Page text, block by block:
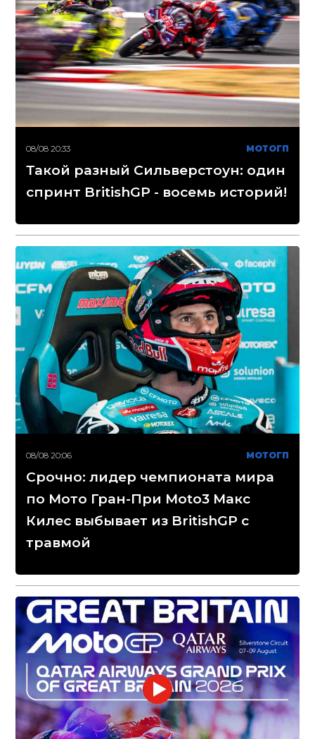
08/08 20:33 МОТОГП
Такой разный Сильверстоун: один
спринт BritishGP - восемь историй!
08/08 20:06 МОТОГП
Срочно: лидер чемпионата мира
по Мото Гран-При Moto3 Макс
Килес выбывает из BritishGP с
травмой